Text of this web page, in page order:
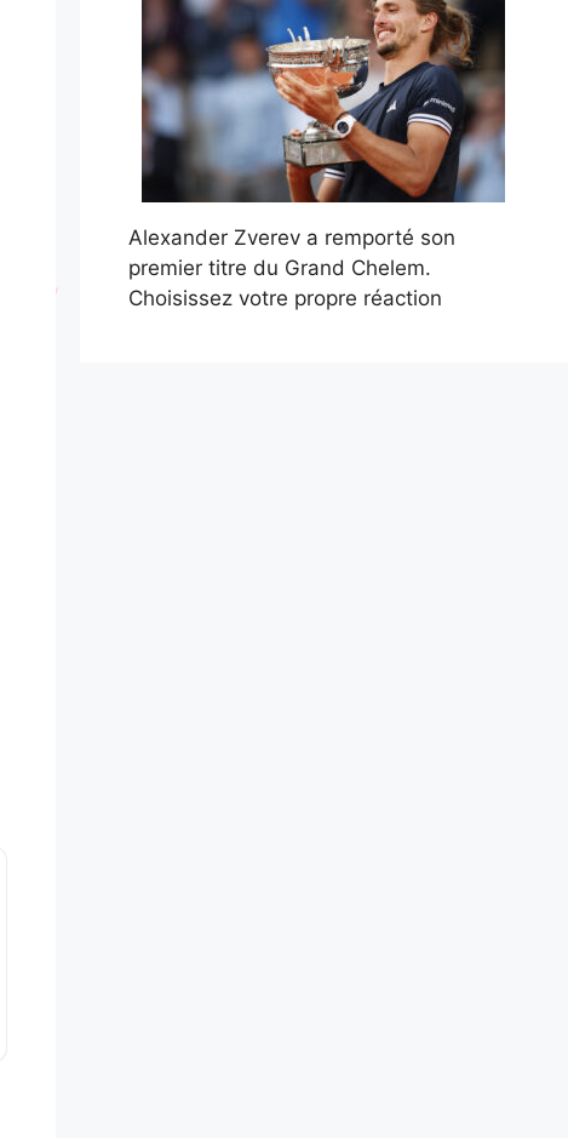
Alexander Zverev a remporté son
premier titre du Grand Chelem.
Choisissez votre propre réaction